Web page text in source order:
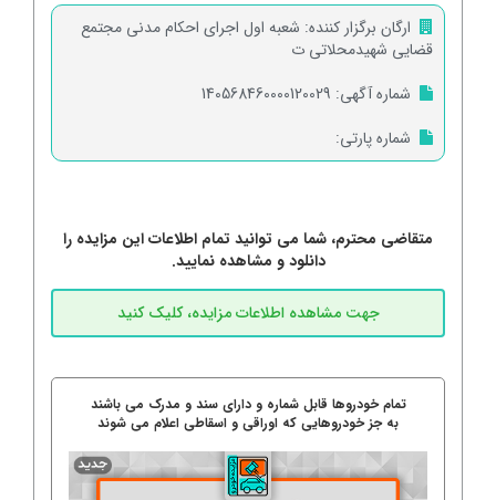
ارگان برگزار کننده: شعبه اول اجرای احکام مدنی مجتمع
قضایی شهیدمحلاتی ت
شماره آگهی: 140568460000120029
شماره پارتی:
متقاضی محترم، شما می توانید تمام اطلاعات این مزایده را
دانلود و مشاهده نمایید.
تمام خودروها قابل شماره و دارای سند و مدرک می باشند
به جز خودروهایی که اوراقی و اسقاطی اعلام می شوند